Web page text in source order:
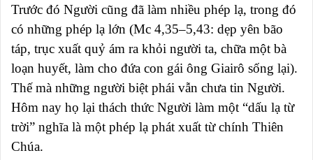
Trước đó Người cũng đã làm nhiều phép lạ, trong đó
có những phép lạ lớn (Mc 4,35–5,43: dẹp yên bão
táp, trục xuất quỷ ám ra khỏi người ta, chữa một bà
loạn huyết, làm cho đứa con gái ông Giairô sống lại).
Thế mà những người biệt phái vẫn chưa tin Người.
Hôm nay họ lại thách thức Người làm một “dấu lạ từ
trời” nghĩa là một phép lạ phát xuất từ chính Thiên
Chúa.